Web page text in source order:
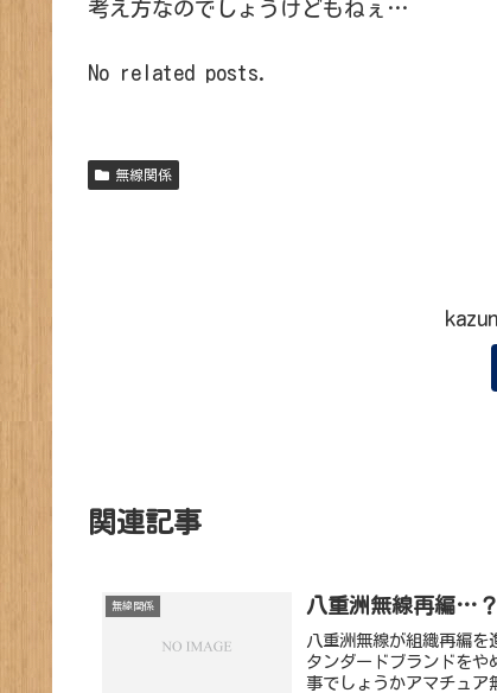
考え方なのでしょうけどもねぇ…
No related posts.
無線関係
関連記事
無線関係 八重洲無線再編…？
八重洲無線が組織再編
タンダードブランドをや
事でしょうかアマチュア